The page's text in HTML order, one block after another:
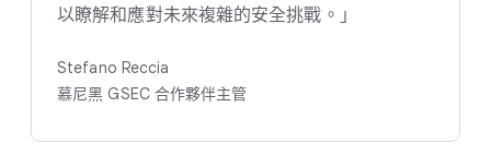
以​瞭解​和​應​對​未來​複雜​的​安全​挑戰。​」
Stefano Reccia
慕尼黑 GSEC 合作夥伴​主管